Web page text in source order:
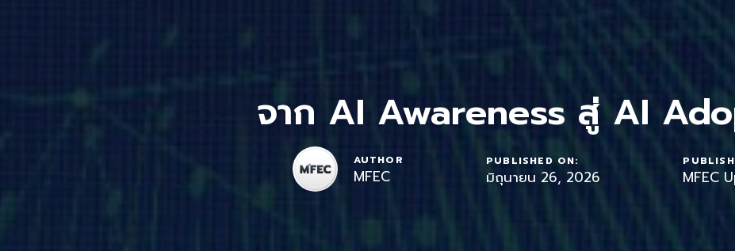
จาก AI Awareness สู่ AI
AUTHOR
MFEC
PUBLISHED ON:
มิถุนายน 26, 2026 MFEC